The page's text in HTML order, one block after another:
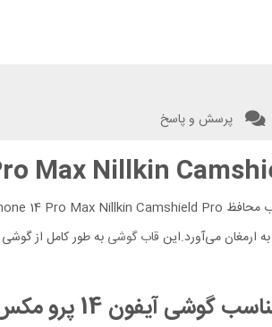
پرسش و پاسخ
ارمغان می‌آورد.این قاب گوشی به طور کامل از
گوشیآیفون 14 پرو مکس